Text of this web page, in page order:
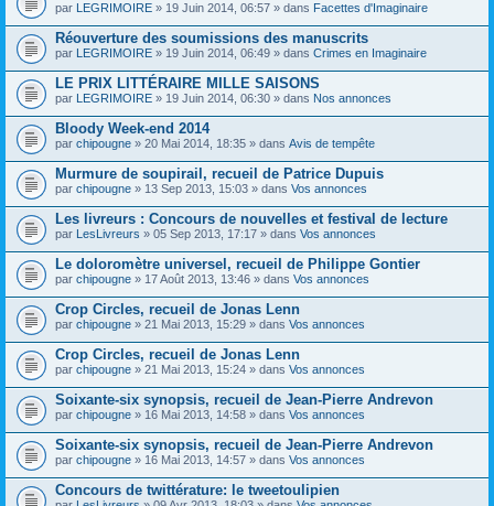
par LEGRIMOIRE » 19 Juin 2014, 06:57 » dans Facettes d'Imaginaire
Réouverture des soumissions des manuscrits
par LEGRIMOIRE » 19 Juin 2014, 06:49 » dans Crimes en Imaginaire
LE PRIX LITTÉRAIRE MILLE SAISONS
par LEGRIMOIRE » 19 Juin 2014, 06:30 » dans Nos annonces
Bloody Week-end 2014
par chipougne » 20 Mai 2014, 18:35 » dans Avis de tempête
Murmure de soupirail, recueil de Patrice Dupuis
par chipougne » 13 Sep 2013, 15:03 » dans Vos annonces
Les livreurs : Concours de nouvelles et festival de lecture
par LesLivreurs » 05 Sep 2013, 17:17 » dans Vos annonces
Le doloromètre universel, recueil de Philippe Gontier
par chipougne » 17 Août 2013, 13:46 » dans Vos annonces
Crop Circles, recueil de Jonas Lenn
par chipougne » 21 Mai 2013, 15:29 » dans Vos annonces
Crop Circles, recueil de Jonas Lenn
par chipougne » 21 Mai 2013, 15:24 » dans Vos annonces
Soixante-six synopsis, recueil de Jean-Pierre Andrevon
par chipougne » 16 Mai 2013, 14:58 » dans Vos annonces
Soixante-six synopsis, recueil de Jean-Pierre Andrevon
par chipougne » 16 Mai 2013, 14:57 » dans Vos annonces
Concours de twittérature: le tweetoulipien